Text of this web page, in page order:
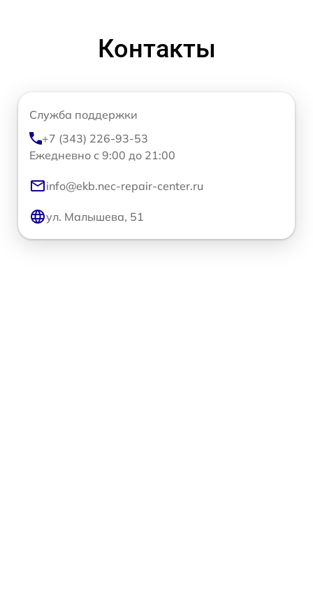
Контакты
Служба поддержки
+7 (343) 226-93-53
Ежедневно с 9:00 до 21:00
info@ekb.nec-repair-center.ru
ул. Малышева, 51